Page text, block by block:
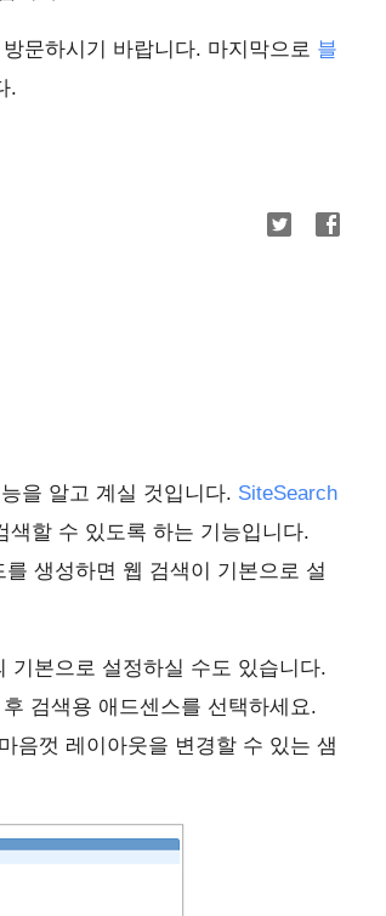
방문하시기 바랍니다. 마지막으로 블
.
을 알고 계실 것입니다. SiteSearch
색할 수 있도록 하는 기능입니다.
생성하면 웹 검색이 기본으로 설
기본으로 설정하실 수도 있습니다.
검색용 애드센스를 선택하세요.
음껏 레이아웃을 변경할 수 있는 샘